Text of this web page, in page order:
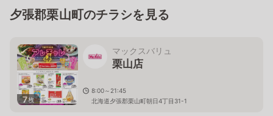
夕張郡栗山町のチラシを見る
7枚
マックスバリュ
栗山店
8:00～21:45
北海道夕張郡栗山町朝日4丁目31-1